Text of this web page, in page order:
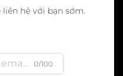
hệ với bạn sớm.
0/100